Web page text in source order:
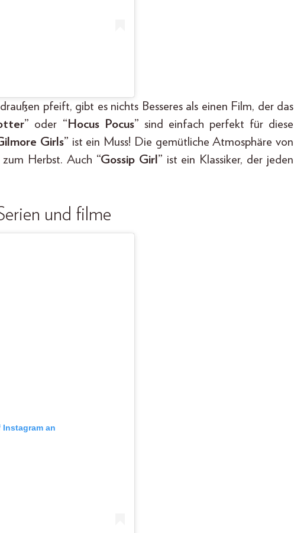
pfeift, gibt es nichts Besseres als einen Film, der das
oder “Hocus Pocus” sind einfach perfekt für diese
Girls” ist ein Muss! Die gemütliche Atmosphäre von
Herbst. Auch “Gossip Girl” ist ein Klassiker, der jeden
und filme
an